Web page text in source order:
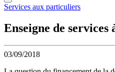
Services aux particuliers
Enseigne de
03/09/2018